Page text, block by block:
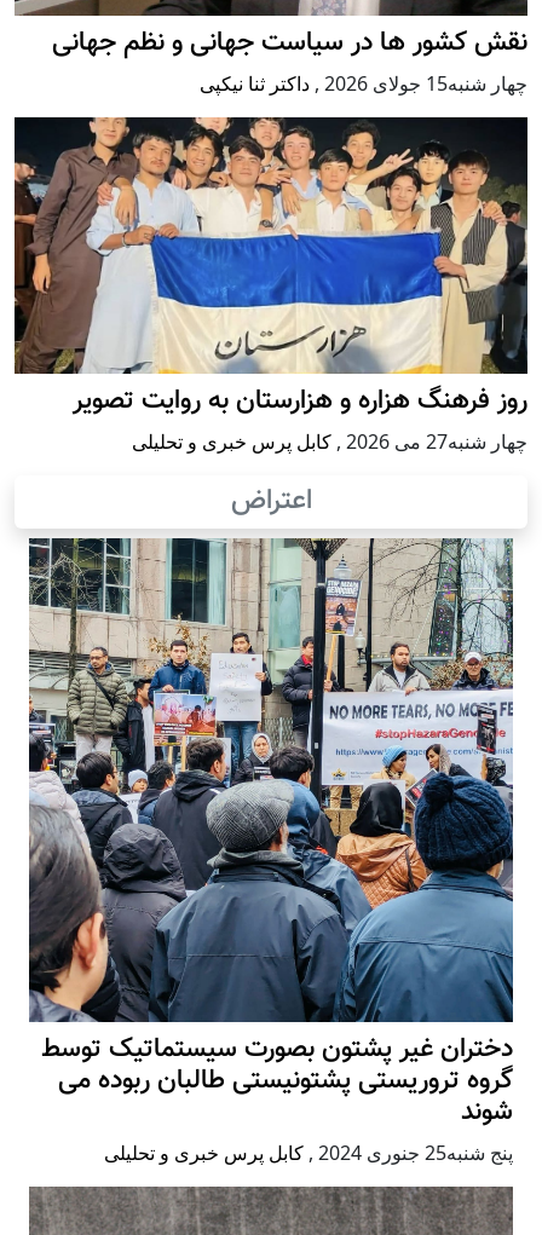
نقش کشور ها در سیاست جهانی و نظم جهانی
چهار شنبه15 جولای 2026 , داکتر ثنا نیکپی
روز فرهنگ هزاره و هزارستان به روایت تصویر
چهار شنبه27 می 2026 , کابل پرس خبری و تحلیلی
اعتراض
دختران غیر پشتون بصورت سیستماتیک توسط
گروه تروریستی پشتونیستی طالبان ربوده می
شوند
پنج شنبه25 جنوری 2024 , کابل پرس خبری و تحلیلی